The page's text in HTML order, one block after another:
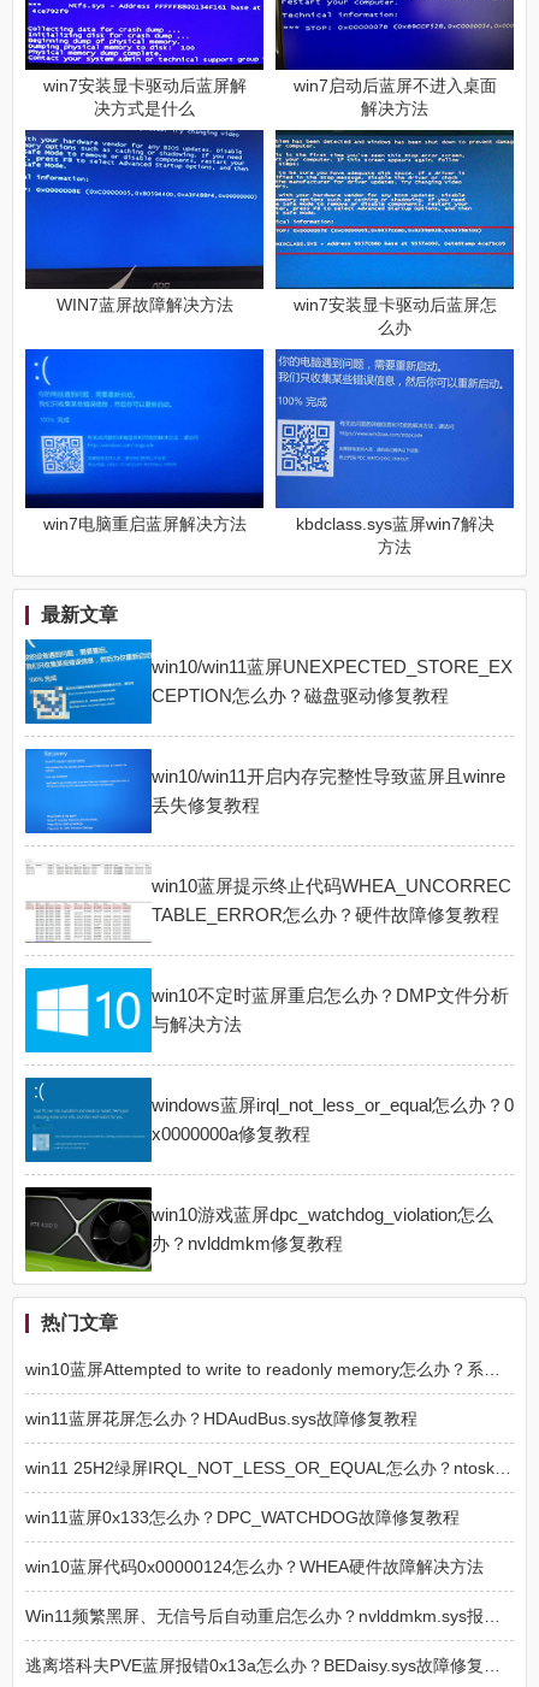
win7安装显卡驱动后蓝屏解
决方式是什么
win7启动后蓝屏不进入桌面
解决方法
WIN7蓝屏故障解决方法
win7安装显卡驱动后蓝屏怎
么办
win7电脑重启蓝屏解决方法
kbdclass.sys蓝屏win7解决
方法
最新文章
win10/win11蓝屏UNEXPECTED_STORE_EX
CEPTION怎么办？磁盘驱动修复教程
win10/win11开启内存完整性导致蓝屏且winre
丢失修复教程
win10蓝屏提示终止代码WHEA_UNCORREC
TABLE_ERROR怎么办？硬件故障修复教程
win10不定时蓝屏重启怎么办？DMP文件分析
与解决方法
windows蓝屏irql_not_less_or_equal怎么办？0
x0000000a修复教程
win10游戏蓝屏dpc_watchdog_violation怎么
办？nvlddmkm修复教程
热门文章
win11蓝屏花屏怎么办？HDAudBus.sys故障修复教程
win11蓝屏0x133怎么办？DPC_WATCHDOG故障修复教程
win10蓝屏代码0x00000124怎么办？WHEA硬件故障解决方法